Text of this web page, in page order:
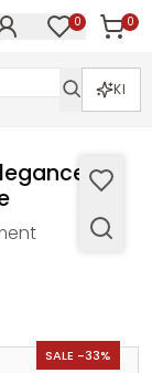
0 0
KI
SALE -33%